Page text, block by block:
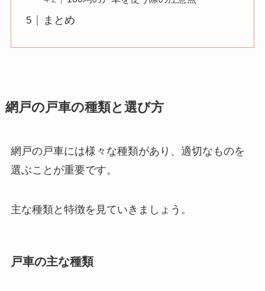
まとめ
網戸の戸車の種類と選び方
網戸の戸車には様々な種類があり、適切なものを
選ぶことが重要です。
主な種類と特徴を見ていきましょう。
戸車の主な種類